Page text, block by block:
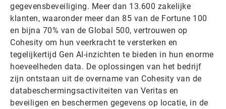
gegevensbeveiliging. Meer dan 13.600 zakelijke
klanten, waaronder meer dan 85 van de Fortune 100
en bijna 70% van de Global 500, vertrouwen op
Cohesity om hun veerkracht te versterken en
tegelijkertijd Gen AI-inzichten te bieden in hun enorme
hoeveelheden data. De oplossingen van het bedrijf
zijn ontstaan uit de overname van Cohesity van de
databeschermingsactiviteiten van Veritas en
beveiligen en beschermen gegevens op locatie, in de